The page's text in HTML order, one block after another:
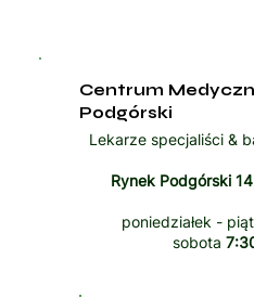
Centrum
Podgórski
Lekarze specjaliści &
Rynek Podgórski
poniedziałek -
sobota